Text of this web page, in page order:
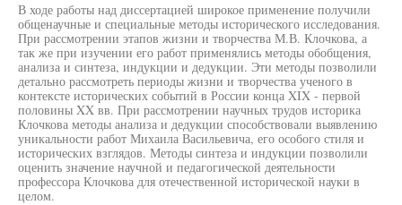
В ходе работы над диссертацией широкое применение получили
общенаучные и специальные методы исторического исследования.
При рассмотрении этапов жизни и творчества М.В. Клочкова, а
так же при изучении его работ применялись методы обобщения,
анализа и синтеза, индукции и дедукции. Эти методы позволили
детально рассмотреть периоды жизни и творчества ученого в
контексте исторических событий в России конца XIX - первой
половины XX вв. При рассмотрении научных трудов историка
Клочкова методы анализа и дедукции способствовали выявлению
уникальности работ Михаила Васильевича, его особого стиля и
исторических взглядов. Методы синтеза и индукции позволили
оценить значение научной и педагогической деятельности
профессора Клочкова для отечественной исторической науки в
целом.